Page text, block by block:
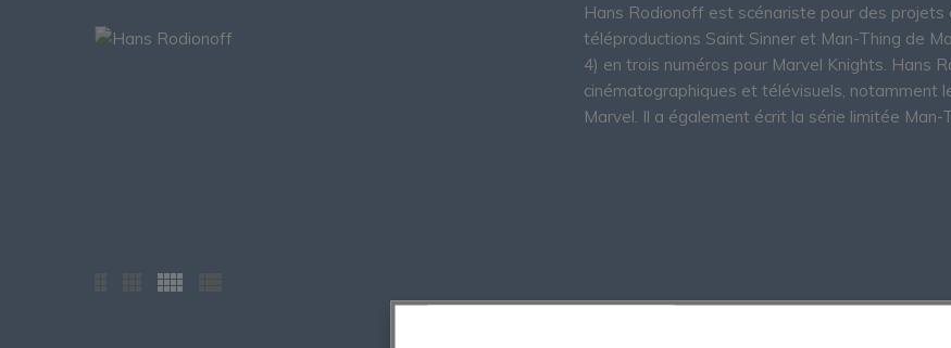
Hans Rodionoff est scénariste pour des
téléproductions Saint Sinner et Man-Thing de
4) en trois numéros pour Marvel Knights. Hans
cinématographiques et télévisuels, notamment
Marvel. Il a également écrit la série limitée